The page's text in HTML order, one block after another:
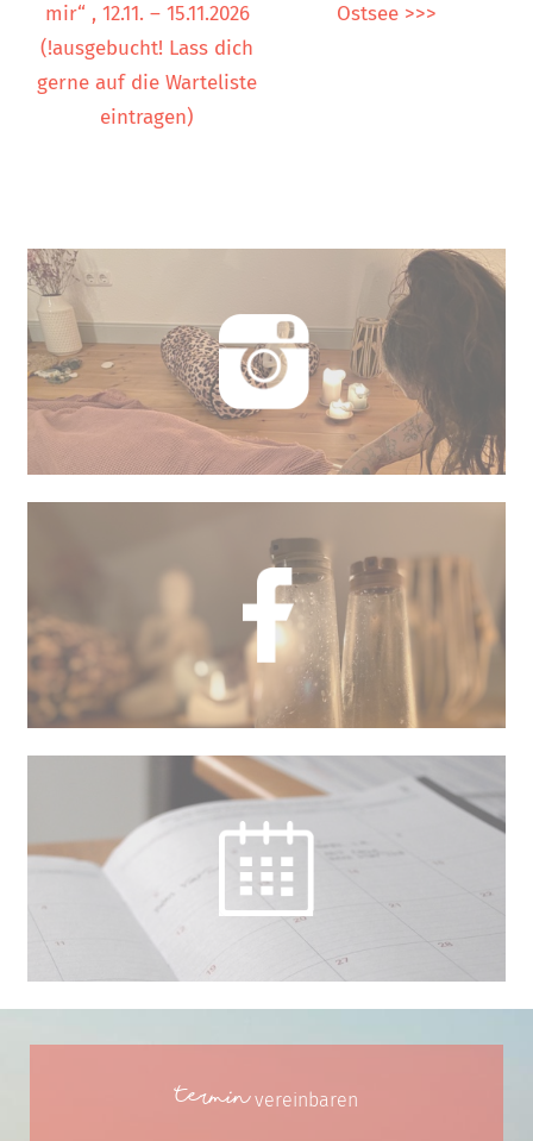
mir“ , 12.11. – 15.11.2026
(!ausgebucht! Lass dich
gerne auf die Warteliste
eintragen)
Ostsee >>>
Terminvereinbaren